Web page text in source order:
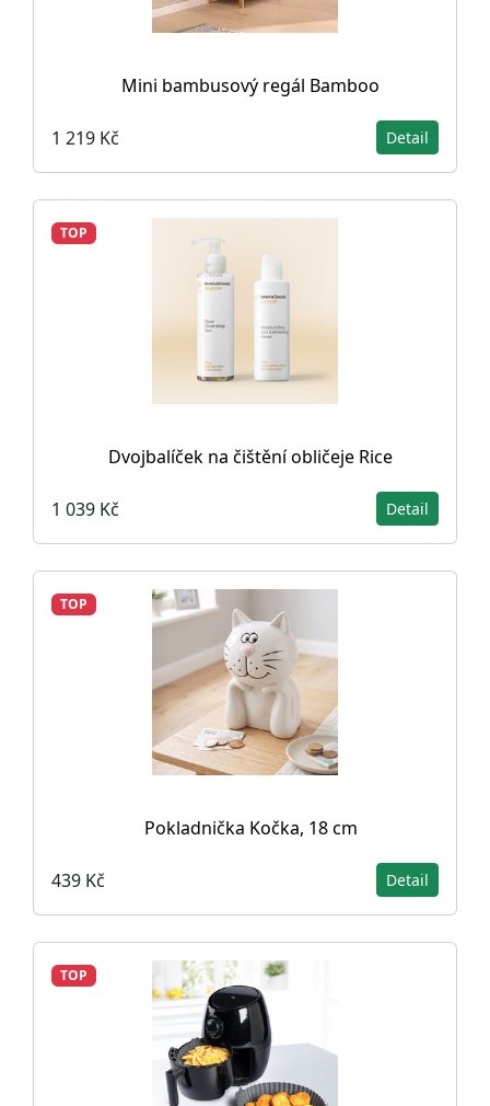
Mini bambusový regál Bamboo
1 219 Kč Detail
TOP
Dvojbalíček na čištění obličeje Rice
1 039 Kč Detail
TOP
Pokladnička Kočka, 18 cm
439 Kč Detail
TOP